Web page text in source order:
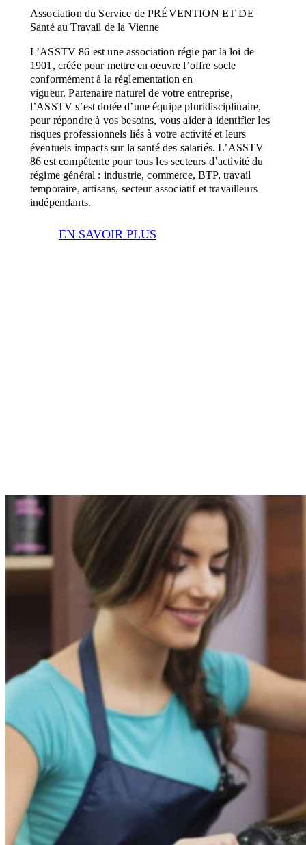
Association du Service de PRÉVENTION ET DE
Santé au Travail de la Vienne
L’ASSTV 86 est une association régie par la loi de
1901, créée pour mettre en oeuvre l’offre socle
conformément à la réglementation en
vigueur. Partenaire naturel de votre entreprise,
l’ASSTV s’est dotée d’une équipe pluridisciplinaire,
pour répondre à vos besoins, vous aider à identifier les
risques professionnels liés à votre activité et leurs
éventuels impacts sur la santé des salariés. L’ASSTV
86 est compétente pour tous les secteurs d’activité du
régime général : industrie, commerce, BTP, travail
temporaire, artisans, secteur associatif et travailleurs
indépendants.
EN SAVOIR PLUS